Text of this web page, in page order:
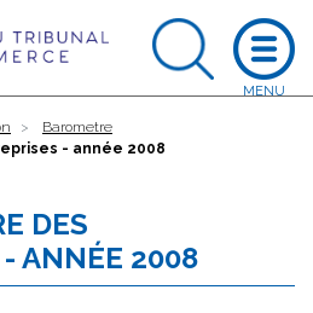
Barometre
- année 2008
DES
- ANNÉE 2008